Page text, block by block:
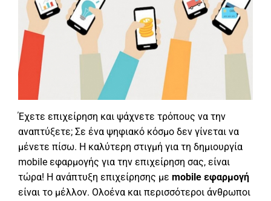
Έχετε επιχείρηση και ψάχνετε τρόπους να την
αναπτύξετε; Σε ένα ψηφιακό κόσμο δεν γίνεται να
μένετε πίσω. Η καλύτερη στιγμή για τη δημιουργία
mobile εφαρμογής για την επιχείρηση σας, είναι
τώρα! Η ανάπτυξη επιχείρησης με mobile εφαρμογή
είναι το μέλλον. Ολοένα και περισσότεροι άνθρωποι